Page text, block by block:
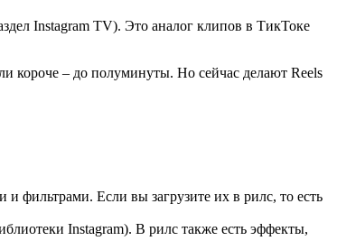
Instagram TV). Это аналог клипов в ТикТоке
короче – до полуминуты. Но сейчас делают Reels
фильтрами. Если вы загрузите их в рилс, то есть
Instagram). В рилс также есть эффекты,